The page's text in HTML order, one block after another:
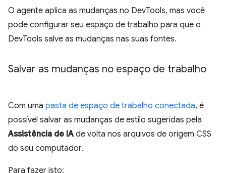
O agente aplica as mudanças no DevTools, mas você
pode configurar seu espaço de trabalho para que o
DevTools salve as mudanças nas suas fontes.
Salvar as mudanças no espaço de trabalho
Com uma pasta de espaço de trabalho conectada, é
possível salvar as mudanças de estilo sugeridas pela
Assistência de IA de volta nos arquivos de origem CSS
do seu computador.
Para fazer isto: